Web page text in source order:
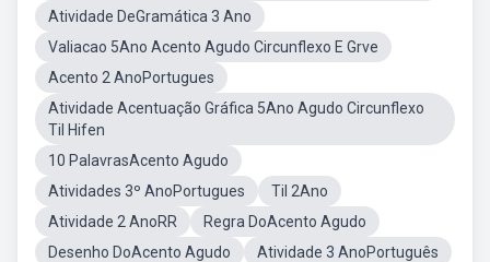
Atividade DeGramática 3 Ano
Valiacao 5Ano Acento Agudo Circunflexo E Grve
Acento 2 AnoPortugues
Atividade Acentuação Gráfica 5Ano Agudo Circunflexo
Til Hifen
10 PalavrasAcento Agudo
Atividades 3º AnoPortugues
Til 2Ano
Atividade 2 AnoRR
Regra DoAcento Agudo
Desenho DoAcento Agudo
Atividade 3 AnoPortuguês